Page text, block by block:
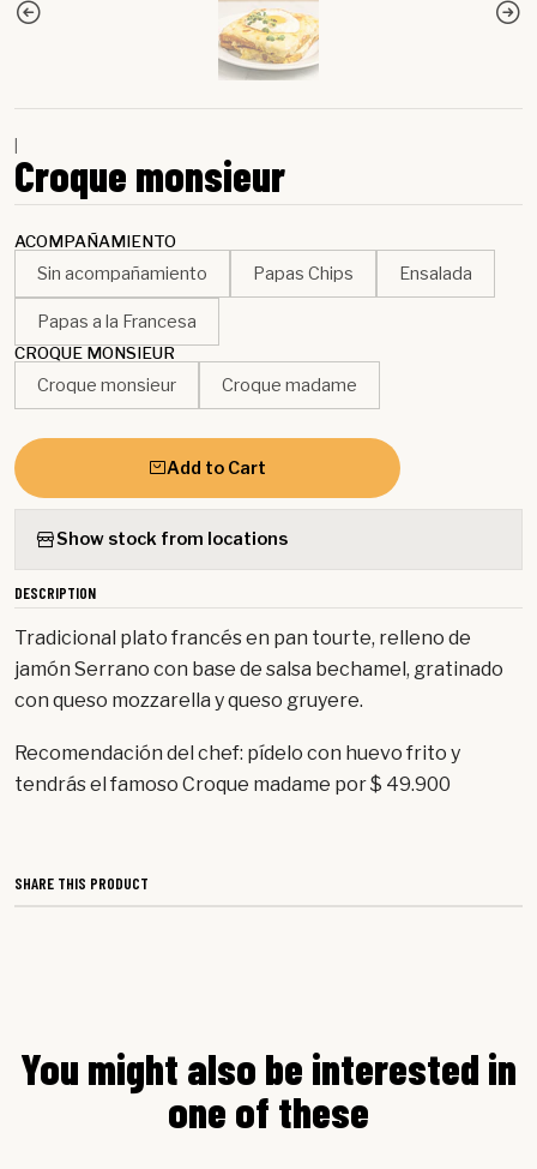
Croque monsieur
ACOMPAÑAMIENTO
Sin acompañamiento Papas Chips Ensalada
Papas a la Francesa
CROQUE MONSIEUR
Croque monsieur Croque madame
Add to Cart
Show stock from locations
DESCRIPTION
Tradicional plato francés en pan tourte, relleno de
jamón Serrano con base de salsa bechamel, gratinado
con queso mozzarella y queso gruyere.
Recomendación del chef: pídelo con huevo frito y
tendrás el famoso Croque madame por $ 49.900
SHARE THIS PRODUCT
You might also be interested in
one of these